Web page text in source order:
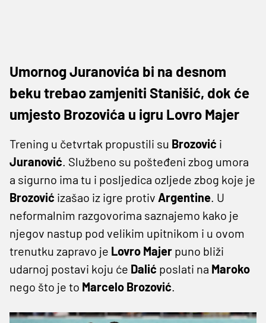
Umornog Juranovića bi na desnom
beku trebao zamjeniti Stanišić, dok će
umjesto Brozovića u igru Lovro Majer
Trening u četvrtak propustili su Brozović i
Juranović. Službeno su pošteđeni zbog umora
a sigurno ima tu i posljedica ozljede zbog koje je
Brozović izašao iz igre protiv Argentine. U
neformalnim razgovorima saznajemo kako je
njegov nastup pod velikim upitnikom i u ovom
trenutku zapravo je Lovro Majer puno bliži
udarnoj postavi koju će Dalić poslati na Maroko
nego što je to Marcelo Brozović.